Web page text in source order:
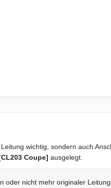
wichtig, sondern auch
Coupe] ausgelegt.
oder nicht mehr originaler